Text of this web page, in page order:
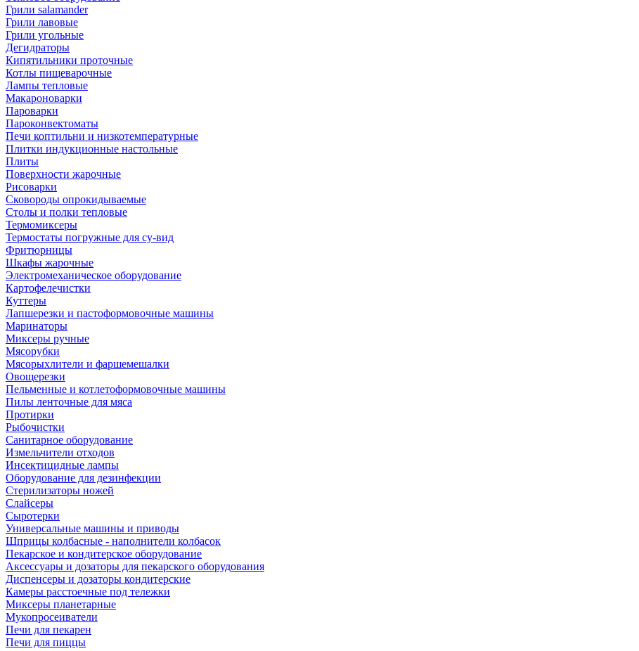
Грили salamander
Грили лавовые
Грили угольные
Дегидраторы
Кипятильники проточные
Котлы пищеварочные
Лампы тепловые
Макароноварки
Пароварки
Пароконвектоматы
Печи коптильни и низкотемпературные
Плитки индукционные настольные
Плиты
Поверхности жарочные
Рисоварки
Сковороды опрокидываемые
Столы и полки тепловые
Термомиксеры
Термостаты погружные для су-вид
Фритюрницы
Шкафы жарочные
Электромеханическое оборудование
Картофелечистки
Куттеры
Лапшерезки и пастоформовочные машины
Маринаторы
Миксеры ручные
Мясорубки
Мясорыхлители и фаршемешалки
Овощерезки
Пельменные и котлетоформовочные машины
Пилы ленточные для мяса
Протирки
Рыбочистки
Санитарное оборудование
Измельчители отходов
Инсектицидные лампы
Оборудование для дезинфекции
Стерилизаторы ножей
Слайсеры
Сыротерки
Универсальные машины и приводы
Шприцы колбасные - наполнители колбасок
Пекарское и кондитерское оборудование
Аксессуары и дозаторы для пекарского оборудования
Диспенсеры и дозаторы кондитерские
Камеры расстоечные под тележки
Миксеры планетарные
Мукопросеиватели
Печи для пекарен
Печи для пиццы